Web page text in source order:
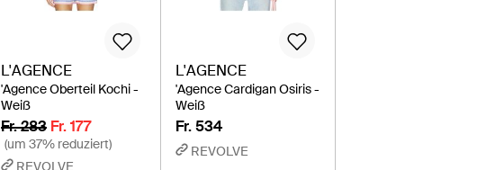
L'AGENCE
'Agence Oberteil Kochi -
Weiß
Fr. 283 Fr. 177
(um 37% reduziert)
REVOLVE
L'AGENCE
'Agence Cardigan Osiris -
Weiß
Fr. 534
REVOLVE